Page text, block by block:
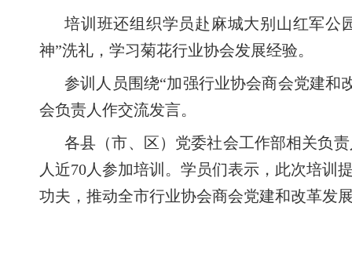
培训班还组织学员赴麻城大别山红军公
神”洗礼，学习菊花行业协会发展经验。
参训人员围绕“加强行业协会商会党建和
会负责人作交流发言。
各县（市、区）党委社会工作部相关负
人近70人参加培训。学员们表示，此次培训
功夫，推动全市行业协会商会党建和改革发